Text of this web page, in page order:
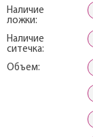
Наличие
ложки:
Наличие
ситечка:
Объем: